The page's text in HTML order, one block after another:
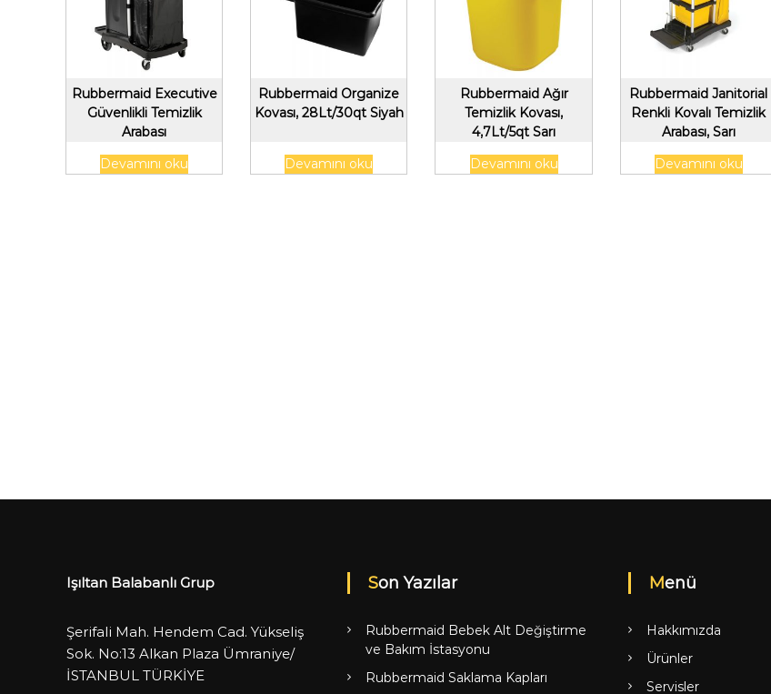
Rubbermaid Executive
Güvenlikli Temizlik
Arabası
Devamını oku
Rubbermaid Organize
Kovası, 28Lt/30qt Siyah
Devamını oku
Rubbermaid Ağır
Temizlik Kovası,
4,7Lt/5qt Sarı
Devamını oku
Rubbermaid Janitorial
Renkli Kovalı Temizlik
Arabası, Sarı
Devamını oku
Işıltan Balabanlı Grup
Şerifali Mah. Hendem Cad. Yükseliş
Sok. No:13 Alkan Plaza Ümraniye/
İSTANBUL TÜRKİYE
Son Yazılar
Rubbermaid Bebek Alt Değiştirme
ve Bakım İstasyonu
Rubbermaid Saklama Kapları
Menü
Hakkımızda
Ürünler
Servisler